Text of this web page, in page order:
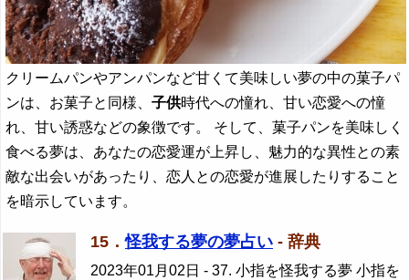
クリームパンやアンパンなど甘くて美味しい夢の中の菓子パ
ンは、お菓子と同様、子供時代への憧れ、甘い恋愛への憧
れ、甘い誘惑などの象徴です。 そして、菓子パンを美味しく
食べる夢は、あなたの恋愛運が上昇し、魅力的な異性との素
敵な出会いがあったり、恋人との恋愛が進展したりすること
を暗示しています。
15．怪我する夢の夢占い - 辞典
2023年01月02日 - 37. 小指を怪我する夢 小指を